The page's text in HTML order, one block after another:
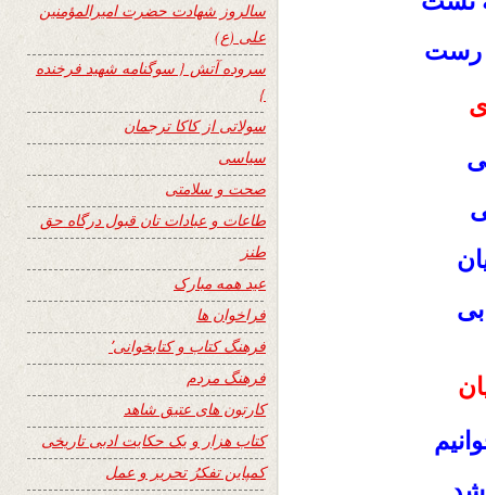
رست
سالروز شهادت حضرت امیرالمؤمنین
علی (ع)
سروده آتش { سوگنامه شهید فرخنده
}
سولاتی از کاکا ترجمان
سیاسی
صحت و سلامتی
طاعات و عبادات تان قبول درگاه حق
طنز
عید همه مبارک
فراخوان ها
فرهنگ کتاب و کتابخوانی٬
فرهنگ مردم
کارتون های عتیق شاهد
کتاب هزار و یک حکایت ادبی تاریخی
کمپاین تفکرُ تحریر و عمل